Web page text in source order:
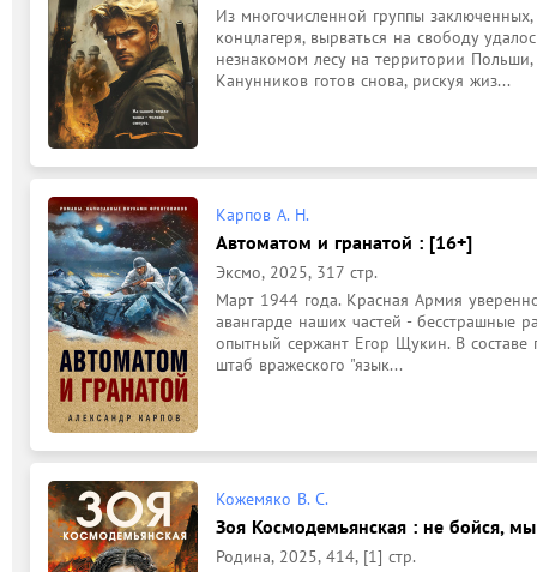
Из многочисленной группы
концлагеря, вырваться на свободу
незнакомом лесу на территории
Канунников готов снова, рискуя жиз...
Карпов А. Н.
Автоматом и гранатой : [16+]
Эксмо, 2025, 317 стр.
Март 1944 года. Красная Армия
авангарде наших частей - бесстрашные
опытный сержант Егор Щукин. В составе
штаб вражеского "язык...
Кожемяко В. С.
Зоя Космодемьянская : не бойся,
Родина, 2025, 414, [1] стр.